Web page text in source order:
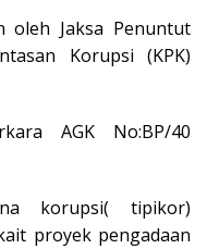
oleh Jaksa Penuntut
Korupsi (KPK)
AGK No:BP/40
korupsi( tipikor)
proyek pengadaan